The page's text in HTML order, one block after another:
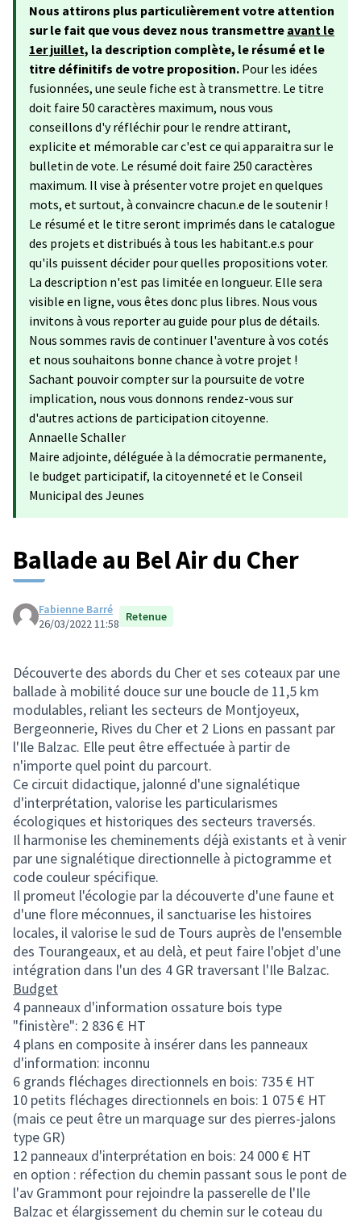
Nous attirons plus particulièrement votre attention
sur le fait que vous devez nous transmettre avant le
1er juillet, la description complète, le résumé et le
titre définitifs de votre proposition. Pour les idées
fusionnées, une seule fiche est à transmettre. Le titre
doit faire 50 caractères maximum, nous vous
conseillons d'y réfléchir pour le rendre attirant,
explicite et mémorable car c'est ce qui apparaitra sur le
bulletin de vote. Le résumé doit faire 250 caractères
maximum. Il vise à présenter votre projet en quelques
mots, et surtout, à convaincre chacun.e de le soutenir !
Le résumé et le titre seront imprimés dans le catalogue
des projets et distribués à tous les habitant.e.s pour
qu'ils puissent décider pour quelles propositions voter.
La description n'est pas limitée en longueur. Elle sera
visible en ligne, vous êtes donc plus libres. Nous vous
invitons à vous reporter au guide pour plus de détails.
Nous sommes ravis de continuer l'aventure à vos cotés
et nous souhaitons bonne chance à votre projet !
Sachant pouvoir compter sur la poursuite de votre
implication, nous vous donnons rendez-vous sur
d'autres actions de participation citoyenne.
Annaelle Schaller
Maire adjointe, déléguée à la démocratie permanente,
le budget participatif, la citoyenneté et le Conseil
Municipal des Jeunes
Ballade au Bel Air du Cher
Fabienne Barré
26/03/2022 11:58 Retenue
Découverte des abords du Cher et ses coteaux par une
ballade à mobilité douce sur une boucle de 11,5 km
modulables, reliant les secteurs de Montjoyeux,
Bergeonnerie, Rives du Cher et 2 Lions en passant par
l'Ile Balzac. Elle peut être effectuée à partir de
n'importe quel point du parcourt.
Ce circuit didactique, jalonné d'une signalétique
d'interprétation, valorise les particularismes
écologiques et historiques des secteurs traversés.
Il harmonise les cheminements déjà existants et à venir
par une signalétique directionnelle à pictogramme et
code couleur spécifique.
Il promeut l'écologie par la découverte d'une faune et
d'une flore méconnues, il sanctuarise les histoires
locales, il valorise le sud de Tours auprès de l'ensemble
des Tourangeaux, et au delà, et peut faire l'objet d'une
intégration dans l'un des 4 GR traversant l'Ile Balzac.
Budget
4 panneaux d'information ossature bois type
"finistère": 2 836 € HT
4 plans en composite à insérer dans les panneaux
d'information: inconnu
6 grands fléchages directionnels en bois: 735 € HT
10 petits fléchages directionnels en bois: 1 075 € HT
(mais ce peut être un marquage sur des pierres-jalons
type GR)
12 panneaux d'interprétation en bois: 24 000 € HT
en option : réfection du chemin passant sous le pont de
l'av Grammont pour rejoindre la passerelle de l'Ile
Balzac et élargissement du chemin sur le coteau du